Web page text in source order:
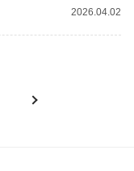
2026.04.02